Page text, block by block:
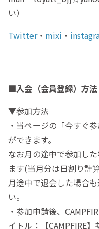
い）
Twitter・ mixi ・
■入会（会員登録）方
▼参加方法
・当ページの「今すぐ
ができます。
なお月の途中で参加し
ます(当月分は日割り計
月途中で退会した場合
い。
・参加申請後、
イトル：【CAMPFIRE】